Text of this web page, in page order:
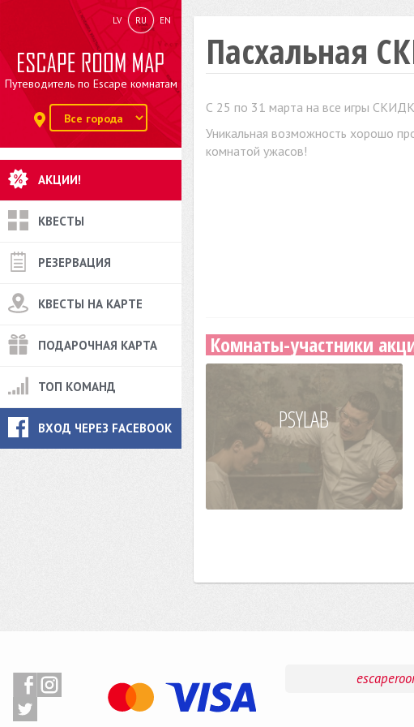
LV RU EN
Путеводитель по Escape комнатам
АКЦИИ!
КВЕСТЫ
РЕЗЕРВАЦИЯ
КВЕСТЫ НА КАРТЕ
ПОДАРОЧНАЯ КАРТА
ТОП КОМАНД
ВХОД ЧЕРЕЗ FACEBOOK
Пасхальная
С 25 по 31 марта на все игры
Уникальная возможность хорошо
комнатой ужасов!
Комнаты-участники
PSYLAB